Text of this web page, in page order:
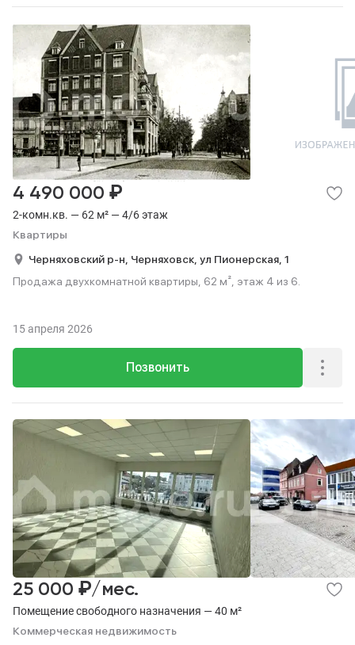
2-комн.кв. — 62 м² — 4/6 этаж
Квартиры
4 490 000 ₽
Черняховский р-н, Черняховск, ул Пионерская, 1
Продажа двухкомнатной квартиры, 62 м², этаж 4 из 6.
Позвонить
15 апреля 2026
Помещение свободного назначения — 40 м²
Коммерческая недвижимость
25 000 ₽/мес.